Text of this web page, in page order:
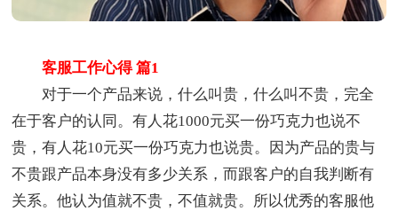
客服工作心得 篇1
对于一个产品来说，什么叫贵，什么叫不贵，完全
在于客户的认同。有人花1000元买一份巧克力也说不
贵，有人花10元买一份巧克力也说贵。因为产品的贵与
不贵跟产品本身没有多少关系，而跟客户的自我判断有
关系。他认为值就不贵，不值就贵。所以优秀的客服他